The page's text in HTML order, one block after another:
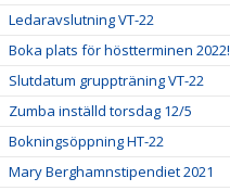
Ledaravslutning VT-22
Boka plats för höstterminen 2022!
Slutdatum gruppträning VT-22
Zumba inställd torsdag 12/5
Bokningsöppning HT-22
Mary Berghamnstipendiet 2021